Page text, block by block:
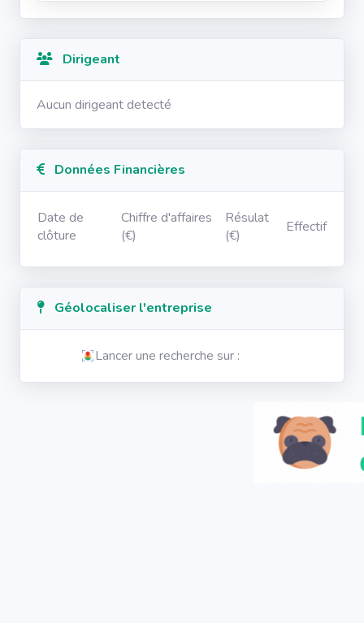
Dirigeant
Aucun dirigeant detecté
Données Financières
Date de
clôture
Chiffre d'affaires
(€)
Résulat
(€)
Effectif
Géolocaliser l'entreprise
Lancer une recherche sur :